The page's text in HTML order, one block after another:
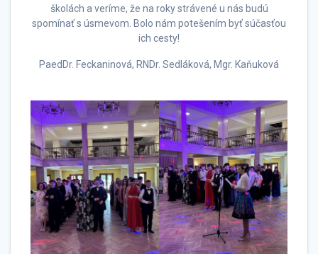
školách a veríme, že na roky strávené u nás budú
spomínať s úsmevom. Bolo nám potešením byť súčasťou
ich cesty!
PaedDr. Feckaninová, RNDr. Sedláková, Mgr. Kaňuková